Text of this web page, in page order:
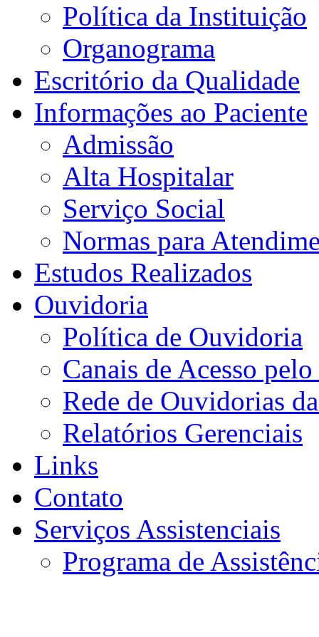
Política da Instituição
Organograma
Escritório da Qualidade
Informações ao Paciente
Admissão
Alta Hospitalar
Serviço Social
Normas para
Estudos Realizados
Ouvidoria
Política de Ouvidoria
Canais de Acesso
Rede de Ouvidorias
Relatórios Gerenciais
Links
Contato
Serviços Assistenciais
Programa de